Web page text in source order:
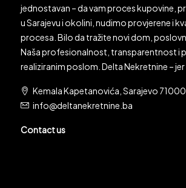
jednostavan – da vam proces kupovine,
u Sarajevu i okolini, nudimo provjerene i
procesa. Bilo da tražite novi dom,
Naša profesionalnost, transparentnost i
realiziranim poslom. Delta Nekretnine –
Kemala Kapetanovića, Sarajevo 71000
info@deltanekretnine.ba
Contact us